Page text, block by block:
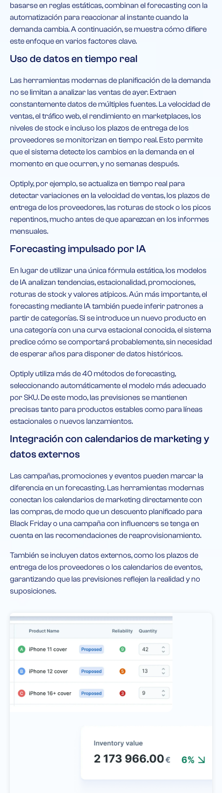
basarse en reglas estáticas, combinan el forecasting con la
automatización para reaccionar al instante cuando la
demanda cambia. A continuación, se muestra cómo difiere
este enfoque en varios factores clave.
Uso de datos en tiempo real
Las herramientas modernas de planificación de la demanda
no se limitan a analizar las ventas de ayer. Extraen
constantemente datos de múltiples fuentes. La velocidad de
ventas, el tráfico web, el rendimiento en marketplaces, los
niveles de stock e incluso los plazos de entrega de los
proveedores se monitorizan en tiempo real. Esto permite
que el sistema detecte los cambios en la demanda en el
momento en que ocurren, y no semanas después.
Optiply, por ejemplo, se actualiza en tiempo real para
detectar variaciones en la velocidad de ventas, los plazos de
entrega de los proveedores, las roturas de stock o los picos
repentinos, mucho antes de que aparezcan en los informes
mensuales.
Forecasting impulsado por IA
En lugar de utilizar una única fórmula estática, los modelos
de IA analizan tendencias, estacionalidad, promociones,
roturas de stock y valores atípicos. Aún más importante, el
forecasting mediante IA también puede inferir patrones a
partir de categorías. Si se introduce un nuevo producto en
una categoría con una curva estacional conocida, el sistema
predice cómo se comportará probablemente, sin necesidad
de esperar años para disponer de datos históricos.
Optiply utiliza más de 40 métodos de forecasting,
seleccionando automáticamente el modelo más adecuado
por SKU. De este modo, las previsiones se mantienen
precisas tanto para productos estables como para líneas
estacionales o nuevos lanzamientos.
Integración con calendarios de marketing y
datos externos
Las campañas, promociones y eventos pueden marcar la
diferencia en un forecasting. Las herramientas modernas
conectan los calendarios de marketing directamente con
las compras, de modo que un descuento planificado para
Black Friday o una campaña con influencers se tenga en
cuenta en las recomendaciones de reaprovisionamiento.
También se incluyen datos externos, como los plazos de
entrega de los proveedores o los calendarios de eventos,
garantizando que las previsiones reflejen la realidad y no
suposiciones.